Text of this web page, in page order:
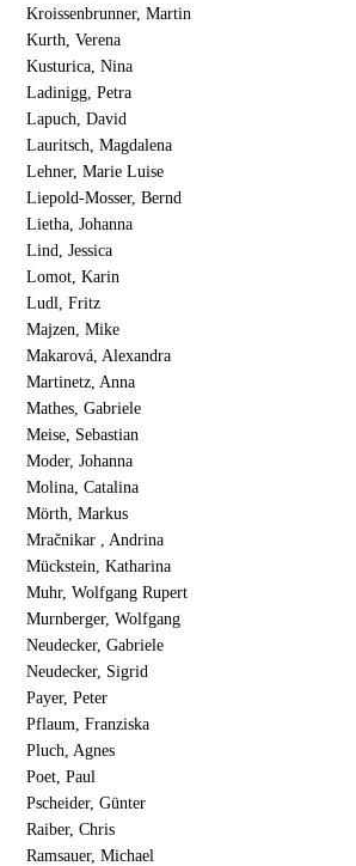
Kroissenbrunner, Martin
Kurth, Verena
Kusturica, Nina
Ladinigg, Petra
Lapuch, David
Lauritsch, Magdalena
Lehner, Marie Luise
Liepold-Mosser, Bernd
Lietha, Johanna
Lind, Jessica
Lomot, Karin
Ludl, Fritz
Majzen, Mike
Makarová, Alexandra
Martinetz, Anna
Mathes, Gabriele
Meise, Sebastian
Moder, Johanna
Molina, Catalina
Mörth, Markus
Mračnikar , Andrina
Mückstein, Katharina
Muhr, Wolfgang Rupert
Murnberger, Wolfgang
Neudecker, Gabriele
Neudecker, Sigrid
Payer, Peter
Pflaum, Franziska
Pluch, Agnes
Poet, Paul
Pscheider, Günter
Raiber, Chris
Ramsauer, Michael